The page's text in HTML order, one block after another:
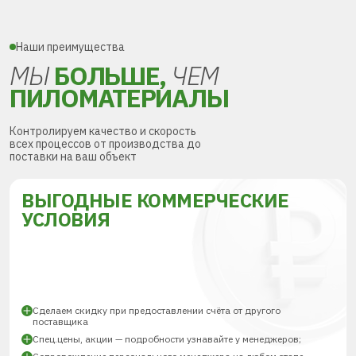
Наши преимущества
МЫБОЛЬШЕ, ЧЕМ
ПИЛОМАТЕРИАЛЫ
Контролируем качество и скорость
всех процессов от производства до
поставки на ваш объект
ВЫГОДНЫЕ КОММЕРЧЕСКИЕ
УСЛОВИЯ
Сделаем скидку при предоставлении счёта от другого
поставщика
Спец.цены, акции — подробности узнавайте у менеджеров;